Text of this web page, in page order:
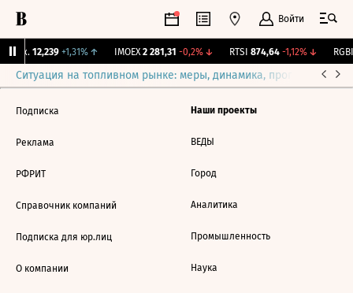
Войти
Бирж. 12,239 +1,31%↑ IMOEX 2 281,31 -0,2%↓ RTSI 874,64 -1,12%↓ RGBI
Ситуация на топливном рынке: меры, динамика, прогнозы
Подписка
Реклама
РФРИТ
Справочник компаний
Подписка для юр.лиц
О компании
Наши проекты
ВЕДЫ
Город
Аналитика
Промышленность
Наука